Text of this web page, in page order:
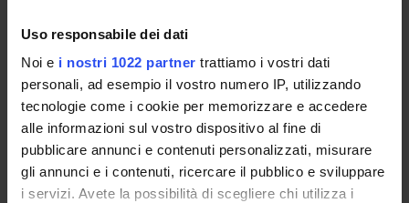
Uso responsabile dei dati
Noi e i nostri 1022 partner trattiamo i vostri dati
personali, ad esempio il vostro numero IP, utilizzando
tecnologie come i cookie per memorizzare e accedere
alle informazioni sul vostro dispositivo al fine di
pubblicare annunci e contenuti personalizzati, misurare
gli annunci e i contenuti, ricercare il pubblico e sviluppare
i servizi. Avete la possibilità di scegliere chi utilizza i
LABORATORI DI RICERCA
CENTRI DI RICERCA
BIBLIOTECHE
SPIN OFF E AZIENDE